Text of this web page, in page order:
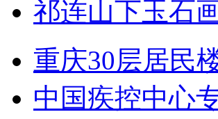
祁连山下玉石
重庆30层居民
中国疾控中心